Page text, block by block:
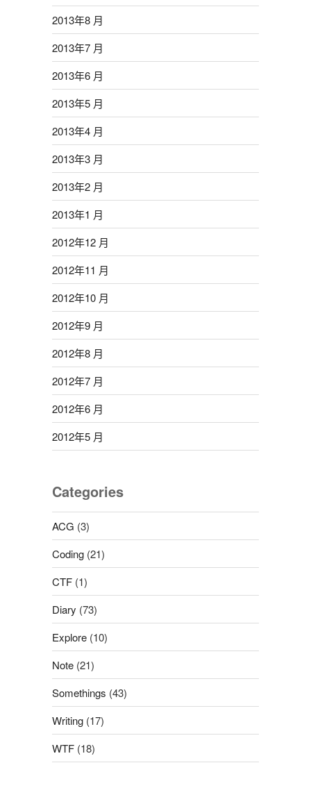
2013年8 月
2013年7 月
2013年6 月
2013年5 月
2013年4 月
2013年3 月
2013年2 月
2013年1 月
2012年12 月
2012年11 月
2012年10 月
2012年9 月
2012年8 月
2012年7 月
2012年6 月
2012年5 月
Categories
ACG (3)
Coding(21)
CTF(1)
Diary (73)
Explore(10)
Note(21)
Somethings (43)
Writing(17)
WTF(18)